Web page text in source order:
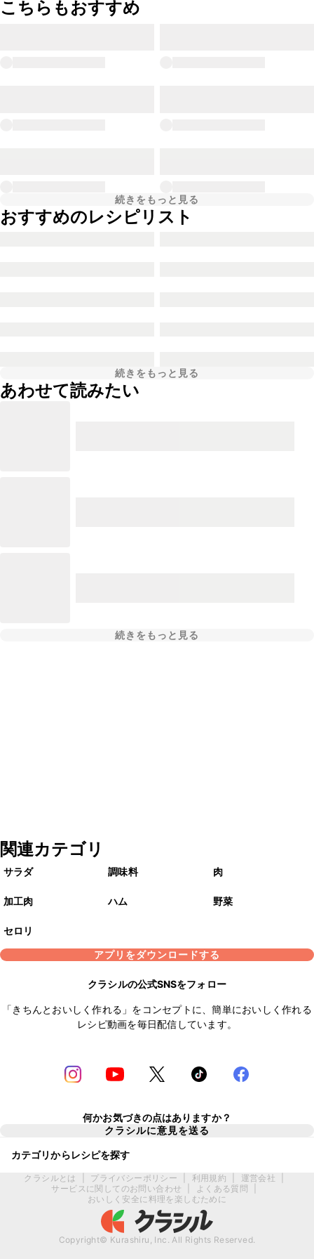
こちらもおすすめ
続きをもっと見る
おすすめのレシピリスト
続きをもっと見る
あわせて読みたい
続きをもっと見る
関連カテゴリ
サラダ 調味料 肉
加工肉 ハム 野菜
セロリ
アプリをダウンロードする
クラシルの公式SNSをフォロー
「きちんとおいしく作れる」をコンセプトに、簡単においしく作れる
レシピ動画を毎日配信しています。
何かお気づきの点はありますか？
クラシルに意見を送る
カテゴリからレシピを探す
クラシルとは プライバシーポリシー 利用規約 運営会社
サービスに関してのお問い合わせ
よくある質問
おいしく安全に料理を楽しむために
Copyright© Kurashiru, Inc. All Rights Reserved.